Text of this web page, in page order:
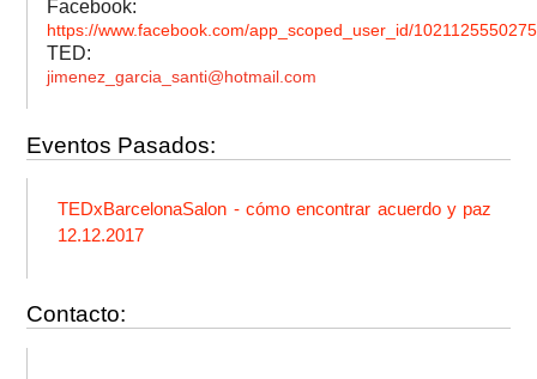
Facebook:
https://www.facebook.com/app_scoped_user_id/
TED:
jimenez_garcia_santi@hotmail.com
Eventos Pasados:
TEDxBarcelonaSalon - cómo encontrar acuerdo y paz
12.12.2017
Contacto: